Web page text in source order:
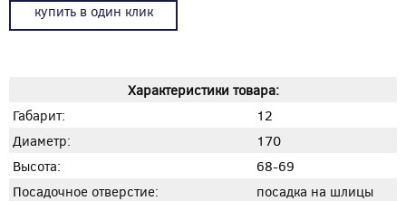
купить в один клик
Характеристики товара:
Габарит:
12
Диаметр:
170
Высота:
68-69
Посадочное отверстие:
посадка на шлицы